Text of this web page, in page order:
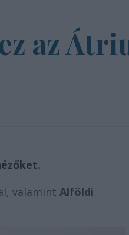
az
valamint Alföldi